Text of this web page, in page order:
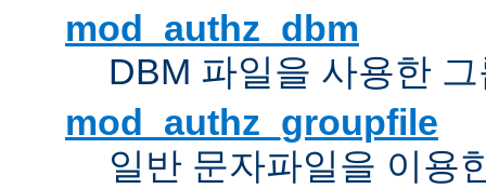
mod_authz_dbm
DBM 파일을 사용한
mod_authz_groupfile
일반 문자파일을 이용